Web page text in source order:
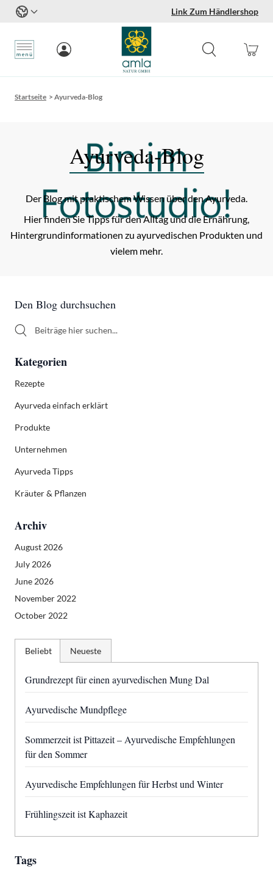
Link Zum Händlershop
Startseite > Ayurveda-Blog
Ayurveda-Blog
Der Blog mit praktischem Wissen über den Ayurveda.
Hier finden Sie Tipps für den Alltag und die Ernährung,
Hintergrundinformationen zu ayurvedischen Produkten und
vielem mehr.
Sidebar
Den Blog durchsuchen
Den Blog durchsuchen
Kategorien
Rezepte
Ayurveda einfach erklärt
Produkte
Unternehmen
Ayurveda Tipps
Kräuter & Pflanzen
Archiv
August 2026
July 2026
June 2026
November 2022
October 2022
Beliebt
Grundrezept für einen ayurvedischen Mung Dal
Ayurvedische Mundpflege
Sommerzeit ist Pittazeit – Ayurvedische Empfehlungen
für den Sommer
Ayurvedische Empfehlungen für Herbst und Winter
Frühlingszeit ist Kaphazeit
Neueste
Tags